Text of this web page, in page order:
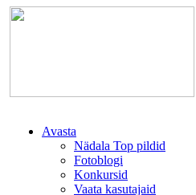
Avasta
Nädala Top pildid
Fotoblogi
Konkursid
Vaata kasutajaid